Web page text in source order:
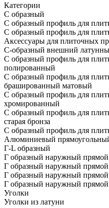
Категории
С образный
С образный профиль для
С образный профиль для
Аксессуары для плиточных
С-образный внешний
С образный профиль для
полированный
С образный профиль для
брашированный матовый
С образный профиль для
хромированный
С образный профиль для
старая бронза
С образный профиль для
Алюминиевый
Г-L образный
Г образный наружный
Г образный наружный
Г образный наружный
Г образный наружный прямой
Уголки
Уголки из латуни